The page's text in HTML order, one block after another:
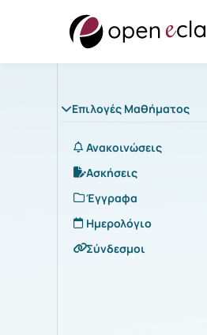
Επιλογές Μαθήματος
Ανακοινώσεις
Ασκήσεις
Έγγραφα
Ημερολόγιο
Σύνδεσμοι